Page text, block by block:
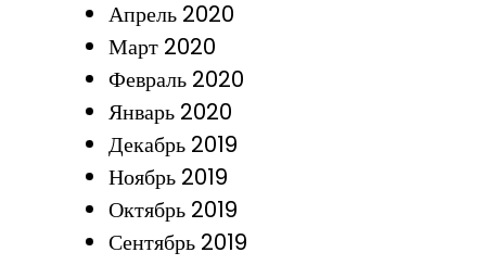
Апрель 2020
Март 2020
Февраль 2020
Январь 2020
Декабрь 2019
Ноябрь 2019
Октябрь 2019
Сентябрь 2019